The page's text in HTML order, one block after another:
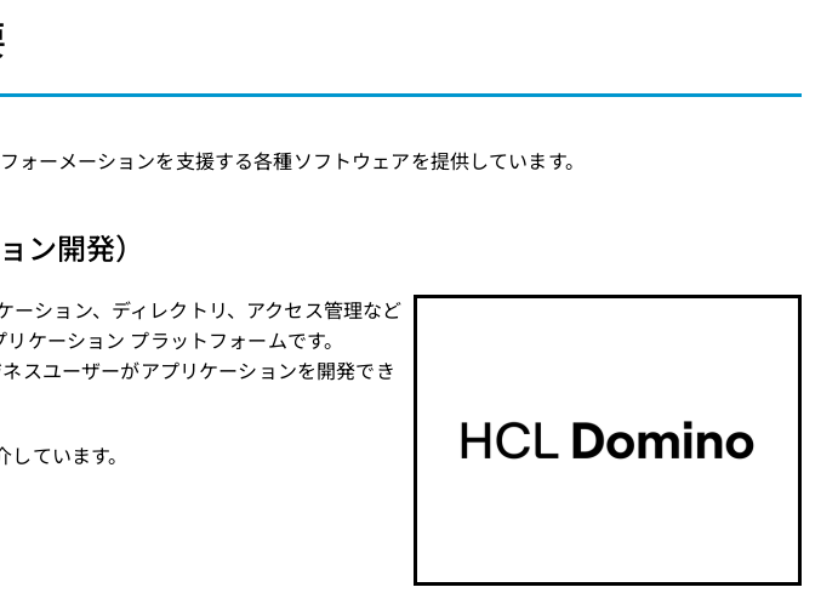
ーメーションを支援する各種ソフトウェアを提供しています。
ン開発）
ション、ディレクトリ、アクセス管理など
ケーション プラットフォームです。
スユーザーがアプリケーションを開発でき
しています。